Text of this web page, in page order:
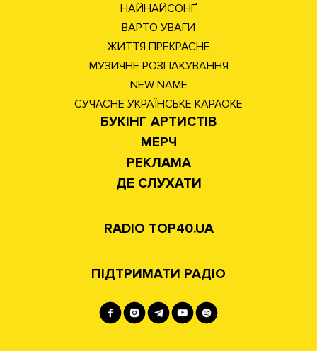
НАЙНАЙСОНҐ
ВАРТО УВАГИ
ЖИТТЯ ПРЕКРАСНЕ
МУЗИЧНЕ РОЗПАКУВАННЯ
NEW NAME
СУЧАСНЕ УКРАЇНСЬКЕ КАРАОКЕ
БУКІНГ АРТИСТІВ
МЕРЧ
РЕКЛАМА
ДЕ СЛУХАТИ
RADIO TOP40.UA
ПІДТРИМАТИ РАДІО